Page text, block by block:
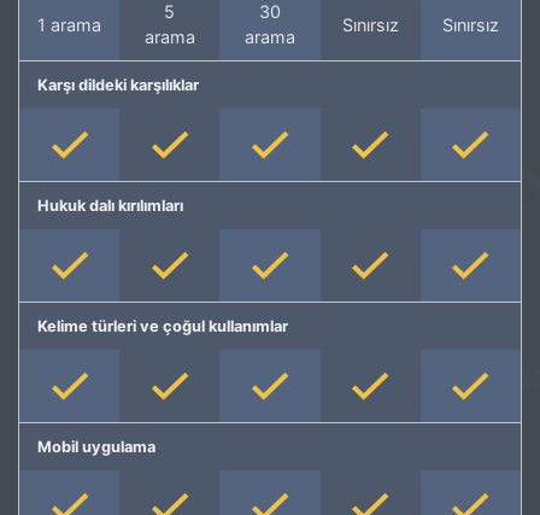
1 arama
5
arama
30
arama
Sınırsız Sınırsız
Karşı dildeki karşılıklar
Hukuk dalı kırılımları
Kelime türleri ve çoğul kullanımlar
Mobil uygulama